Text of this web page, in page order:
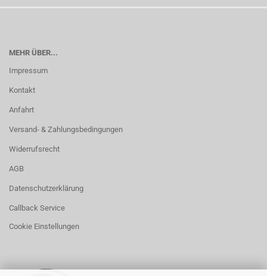
MEHR ÜBER...
Impressum
Kontakt
Anfahrt
Versand- & Zahlungsbedingungen
Widerrufsrecht
AGB
Datenschutzerklärung
Callback Service
Cookie Einstellungen